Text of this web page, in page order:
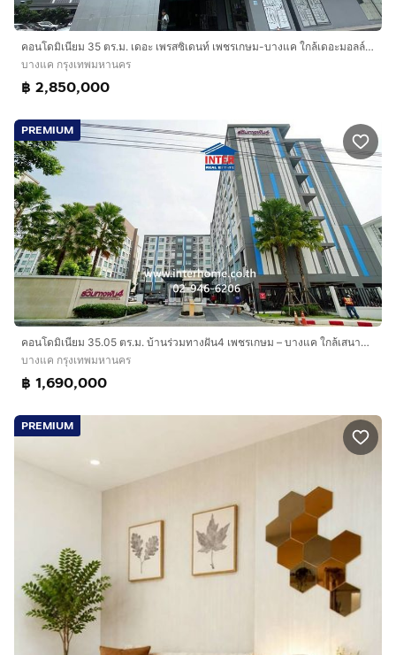
คอนโดมิเนียม 35 ตร.ม. เดอะ เพรสซิเดนท์ เพชรเกษม-บางแค ใกล้เดอะมอลล์ บางแค ถนนกาญจนาภิเษก ถนนเพชรเกษม เขตบางแค กรุงเทพมหานคร
บางแค กรุงเทพมหานคร
฿ 2,850,000
PREMIUM
คอนโดมิเนียม 35.05 ตร.ม. บ้านร่วมทางฝัน4 เพชรเกษม – บางแค ใกล้เสนาคิทท์ เอ็มอาร์ที–บางแค ถนนเพชรเกษม ถนนบางแคถนนเทอดไท เขตบางแค กรุงเทพ
บางแค กรุงเทพมหานคร
฿ 1,690,000
PREMIUM